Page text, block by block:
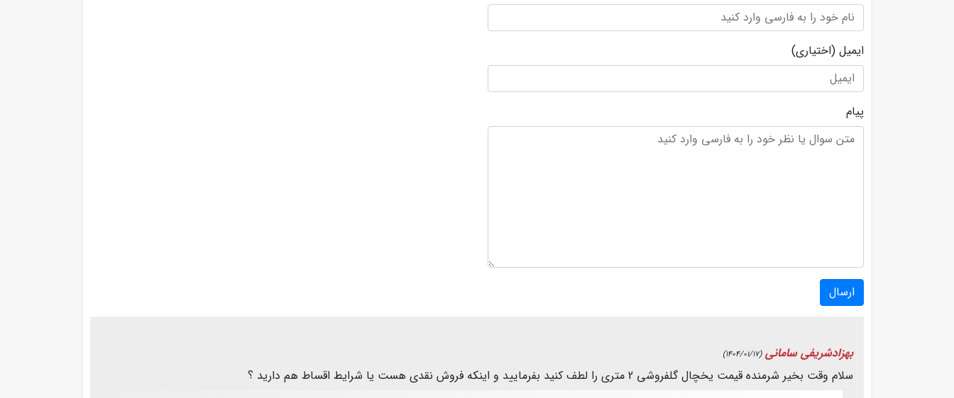
ایمیل (اختیاری)
پیام
ارسال
بهزادشریفی سامانی (1404/01/17)
سلام وقت بخیر شرمنده قیمت یخچال گلفروشی 2 متری را لطف کنید بفرمایید و اینکه فروش نقدی هست یا شرایط اقساط هم دارید ؟